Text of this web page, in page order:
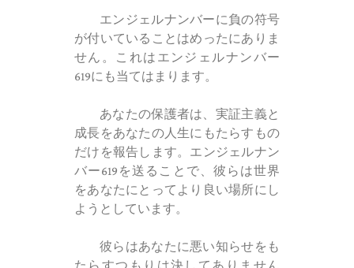
エンジェルナンバーに負の符号
が付いていることはめったにありま
せん。これはエンジェルナンバー
619にも当てはまります。
あなたの保護者は、実証主義と
成長をあなたの人生にもたらすもの
だけを報告します。エンジェルナン
バー619を送ることで、彼らは世界
をあなたにとってより良い場所にし
ようとしています。
彼らはあなたに悪い知らせをも
たらすつもりは決してありません